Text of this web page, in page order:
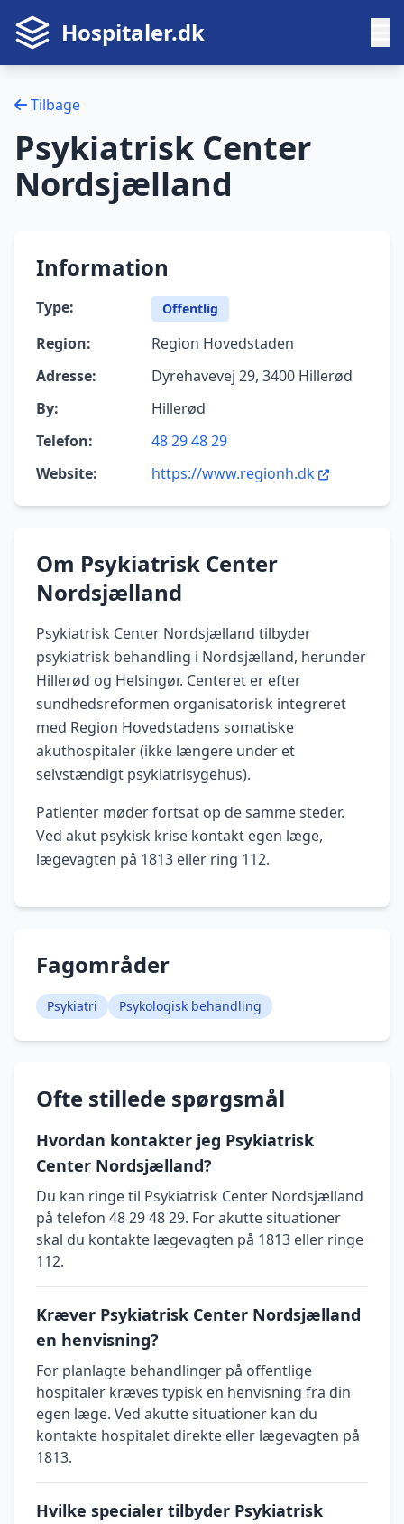
Hospitaler.dk
Tilbage
Psykiatrisk Center
Nordsjælland
Information
Type: Offentlig
Region:
Region Hovedstaden
Adresse:
Dyrehavevej 29, 3400 Hillerød
By:
Hillerød
Telefon:
48 29 48 29
Website:
https://www.regionh.dk
Om Psykiatrisk Center
Nordsjælland
Psykiatrisk Center Nordsjælland tilbyder
psykiatrisk behandling i Nordsjælland, herunder
Hillerød og Helsingør. Centeret er efter
sundhedsreformen organisatorisk integreret
med Region Hovedstadens somatiske
akuthospitaler (ikke længere under et
selvstændigt psykiatrisygehus).
Patienter møder fortsat op de samme steder.
Ved akut psykisk krise kontakt egen læge,
lægevagten på 1813 eller ring 112.
Fagområder
Psykiatri Psykologisk behandling
Ofte stillede spørgsmål
Hvordan kontakter jeg Psykiatrisk
Center Nordsjælland?
Du kan ringe til Psykiatrisk Center Nordsjælland
på telefon 48 29 48 29. For akutte situationer
skal du kontakte lægevagten på 1813 eller ringe
112.
Kræver Psykiatrisk Center Nordsjælland
en henvisning?
For planlagte behandlinger på offentlige
hospitaler kræves typisk en henvisning fra din
egen læge. Ved akutte situationer kan du
kontakte hospitalet direkte eller lægevagten på
1813.
Hvilke specialer tilbyder Psykiatrisk